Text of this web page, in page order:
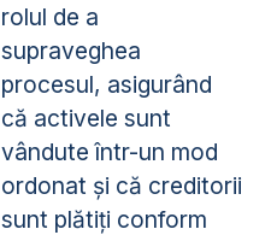
rolul de a
supraveghea
procesul, asigurând
că activele sunt
vândute într-un mod
ordonat și că creditorii
sunt plătiți conform